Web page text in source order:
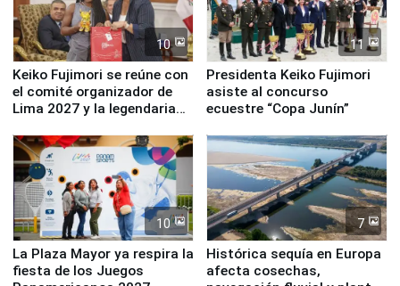
10
Keiko Fujimori se reúne con
el comité organizador de
Lima 2027 y la legendaria
11
Presidenta Keiko Fujimori
asiste al concurso
ecuestre “Copa Junín”
10
La Plaza Mayor ya respira la
fiesta de los Juegos
7
Histórica sequía en Europa
afecta cosechas,